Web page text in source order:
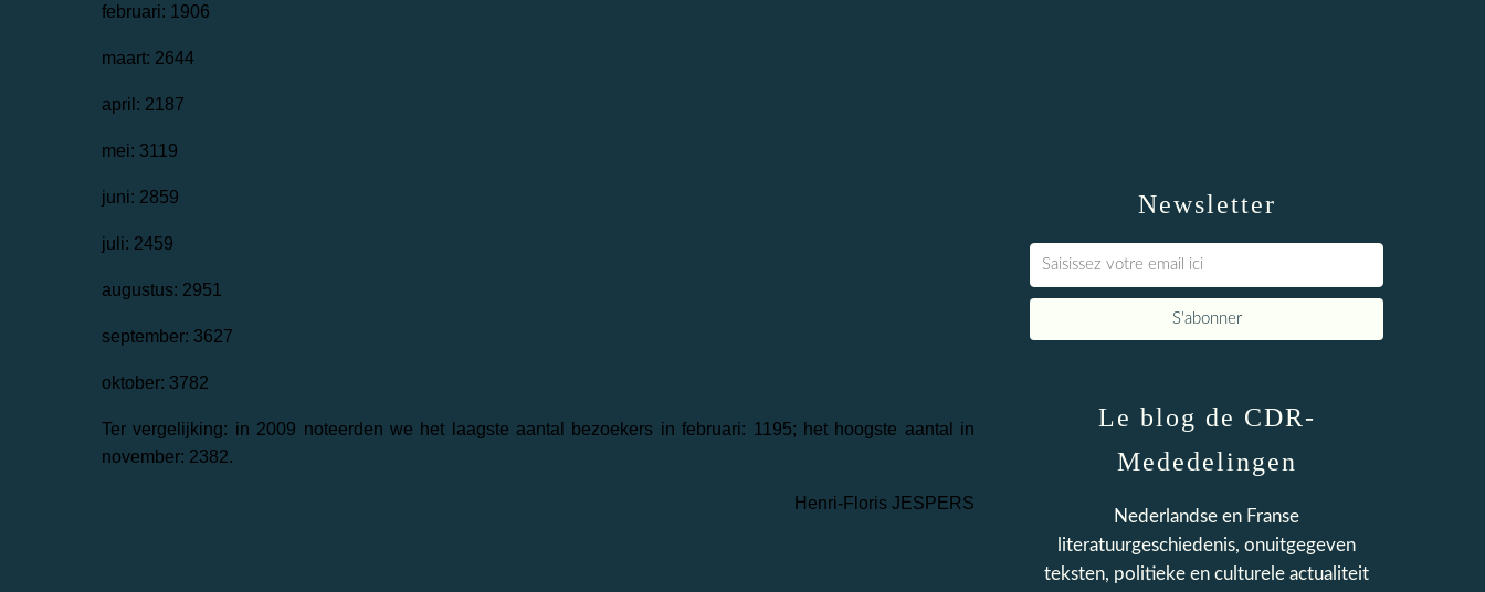
februari: 1906
maart: 2644
april: 2187
mei: 3119
juni: 2859
juli: 2459
augustus: 2951
september: 3627
oktober: 3782
Ter vergelijking: in 2009 noteerden we het laagste aantal bezoekers in februari: 1195; het hoogste aantal in
november: 2382.
Henri-Floris JESPERS
Newsletter
Le blog de CDR-
Mededelingen
Nederlandse en Franse
literatuurgeschiedenis, onuitgegeven
teksten, politieke en culturele actualiteit